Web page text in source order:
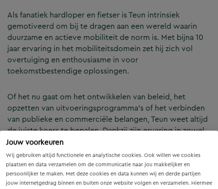
Jouw voorkeuren
Wij gebruiken altijd functionele en analytische cookies. Ook willen we cookies
plaatsen en data verzamelen om de communicatie naar jou makkelijker en
persoonlijker te maken. Met deze cookies en data kunnen wij en derde partijen
jouw internetgedrag binnen en buiten onze website volgen en verzamelen. Hiermee
Als fanatiek hardloper en fietser is Teun intrinsiek
gemotiveerd om bij te dragen aan een wereld waarin
duurzame en actieve mobiliteit de norm is. Met bijna 10
jaar ervaring in het mobiliteitsdomein zet hij zich vol
overtuiging en enthousiasme in voor
toekomstbestendige oplossingen.
Of het nu gaat om het ontwikkelen van beleid, het
opzetten van uitvoeringsprogramma’s of het verbinden
van publieke en commerciële belangen, Teun weet altijd
de juiste koers te bepalen. Dankzij zijn ervaring in zowel
de publieke als commerciële sector is hij dé schakel die
deze werelden soepel met elkaar verbindt.
Zijn enthousiasme, sociale instelling en sterke